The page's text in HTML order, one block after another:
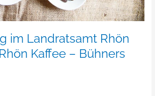
im Landratsamt Rhön
Kaffee – Bühners